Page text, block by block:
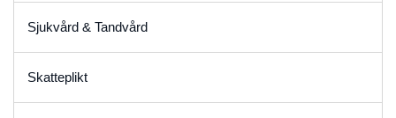
Sjukvård & Tandvård
Skatteplikt